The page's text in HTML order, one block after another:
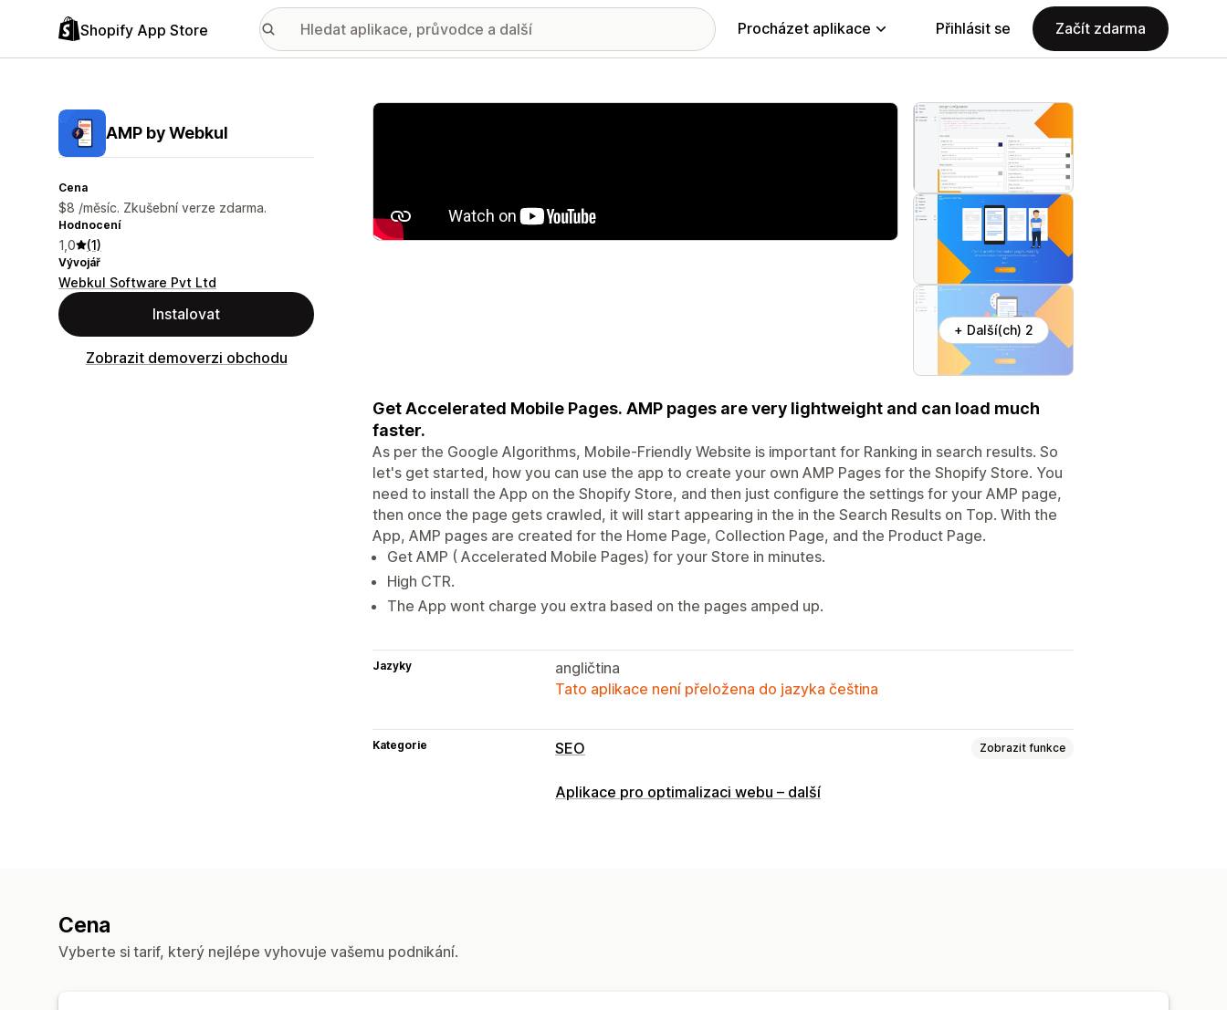
Shopify App Store Procházet aplikace Přihlásit se Začít zdarma
AMP by Webkul
Cena
$8 /měsíc. Zkušební verze zdarma.
Hodnocení
1,0 (1)
Vývojář
Webkul Software Pvt Ltd
Instalovat
Zobrazit demoverzi obchodu
Galerie propagovaných obrázků
+ Další(ch) 2
Get Accelerated Mobile Pages. AMP pages are very lightweight and can load much
faster.
As per the Google Algorithms, Mobile-Friendly Website is important for Ranking in search results. So
let's get started, how you can use the app to create your own AMP Pages for the Shopify Store. You
need to install the App on the Shopify Store, and then just configure the settings for your AMP page,
then once the page gets crawled, it will start appearing in the in the Search Results on Top. With the
App, AMP pages are created for the Home Page, Collection Page, and the Product Page.
Get AMP ( Accelerated Mobile Pages) for your Store in minutes.
High CTR.
The App wont charge you extra based on the pages amped up.
Jazyky
angličtina
Tato aplikace není přeložena do jazyka čeština
Kategorie SEO Zobrazit funkce
Nástroje SEO
Aplikace pro optimalizaci webu – další
Cena
Vyberte si tarif, který nejlépe vyhovuje vašemu podnikání.